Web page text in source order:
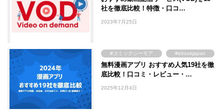
#TSUTAYA #WOWOW
#ABEMA
社を徹底比較！特徴・口コ…
2023年7月25日
#コミックシーモア #ebookjapan
#まんが王国 #Amebaマンガ
無料漫画アプリ おすすめ人気19社を徹
底比較！口コミ・レビュー・…
2025年12月4日